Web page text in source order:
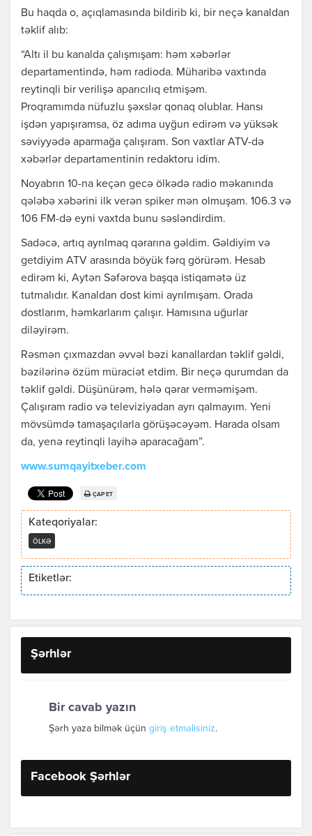
Bu haqda o, açıqlamasında bildirib ki, bir neçə kanaldan
təklif alıb:
“Altı il bu kanalda çalışmışam: həm xəbərlər
departamentində, həm radioda. Müharibə vaxtında
reytinqli bir verilişə aparıcılıq etmişəm.
Proqramımda nüfuzlu şəxslər qonaq olublar. Hansı
işdən yapışıramsa, öz adıma uyğun edirəm və yüksək
səviyyədə aparmağa çalışıram. Son vaxtlar ATV-də
xəbərlər departamentinin redaktoru idim.
Noyabrın 10-na keçən gecə ölkədə radio məkanında
qələbə xəbərini ilk verən spiker mən olmuşam. 106.3 və
106 FM-də eyni vaxtda bunu səsləndirdim.
Sadəcə, artıq ayrılmaq qərarına gəldim. Gəldiyim və
getdiyim ATV arasında böyük fərq görürəm. Hesab
edirəm ki, Aytən Səfərova başqa istiqamətə üz
tutmalıdır. Kanaldan dost kimi ayrılmışam. Orada
dostlarım, həmkarlarım çalışır. Hamısına uğurlar
diləyirəm.
Rəsmən çıxmazdan əvvəl bəzi kanallardan təklif gəldi,
bəzilərinə özüm müraciət etdim. Bir neçə qurumdan da
təklif gəldi. Düşünürəm, hələ qərar verməmişəm.
Çalışıram radio və televiziyadan ayrı qalmayım. Yeni
mövsümdə tamaşaçılarla görüşəcəyəm. Harada olsam
da, yenə reytinqli layihə aparacağam”.
www.sumqayitxeber.com
ÇAP ET
Kateqoriyalar:
ÖLKƏ
Etiketlər:
Şərhlər
Bir cavab yazın
Şərh yaza bilmək üçün giriş etməlisiniz.
Facebook Şərhlər